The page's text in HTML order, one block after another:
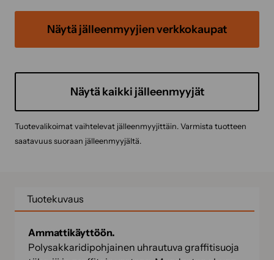
Näytä jälleenmyyjien verkkokaupat
Näytä kaikki jälleenmyyjät
Tuotevalikoimat vaihtelevat jälleenmyyjittäin. Varmista tuotteen
saatavuus suoraan jälleenmyyjältä.
Tuotekuvaus
Ammattikäyttöön.
Polysakkaridipohjainen uhrautuva graffitisuoja